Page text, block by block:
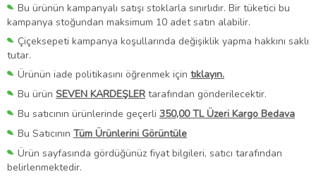
Bu ürünün kampanyalı satışı stoklarla sınırlıdır. Bir tüketici bu
kampanya stoğundan maksimum 10 adet satın alabilir.
Çiçeksepeti kampanya koşullarında değişiklik yapma hakkını saklı
tutar.
Ürünün iade politikasını öğrenmek için tıklayın.
Bu ürün SEVEN KARDEŞLER tarafından gönderilecektir.
Bu satıcının ürünlerinde geçerli 350,00 TL Üzeri Kargo Bedava
Bu Satıcının Tüm Ürünlerini Görüntüle
Ürün sayfasında gördüğünüz fiyat bilgileri, satıcı tarafından
belirlenmektedir.